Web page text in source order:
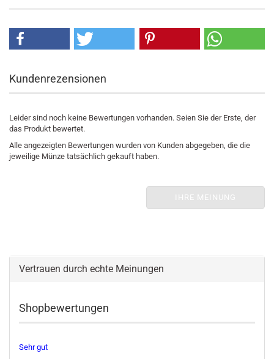
Kundenrezensionen
Leider sind noch keine Bewertungen vorhanden. Seien Sie der Erste, der
das Produkt bewertet.
Alle angezeigten Bewertungen wurden von Kunden abgegeben, die die
jeweilige Münze tatsächlich gekauft haben.
IHRE MEINUNG
Vertrauen durch echte Meinungen
Shopbewertungen
Sehr gut